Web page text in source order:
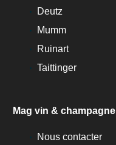
Deutz
Mumm
Ruinart
Taittinger
Mag vin & champagne
Nous contacter